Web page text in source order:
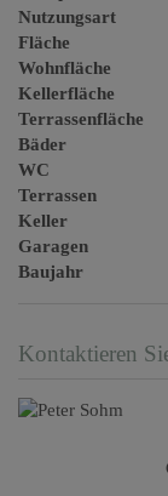
Nutzungsart
Fläche
Wohnfläche
Kellerfläche
Terrassenfläche
Bäder
WC
Terrassen
Keller
Garagen
Baujahr
Kontaktieren